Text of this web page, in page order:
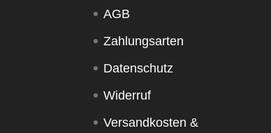
AGB
Zahlungsarten
Datenschutz
Widerruf
Versandkosten &